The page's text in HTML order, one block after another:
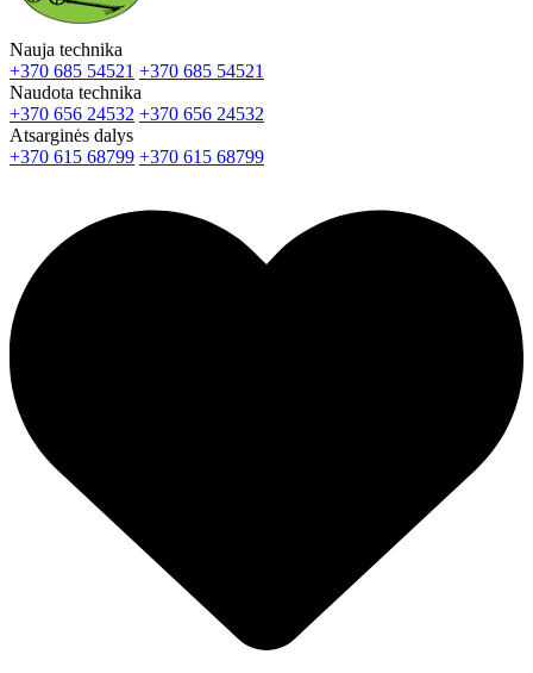
Nauja technika
+370 685 54521 +370 685 54521
Naudota technika
+370 656 24532 +370 656 24532
Atsarginės dalys
+370 615 68799 +370 615 68799